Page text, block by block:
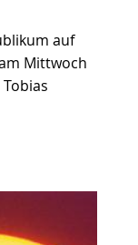
auf
Mittwoch